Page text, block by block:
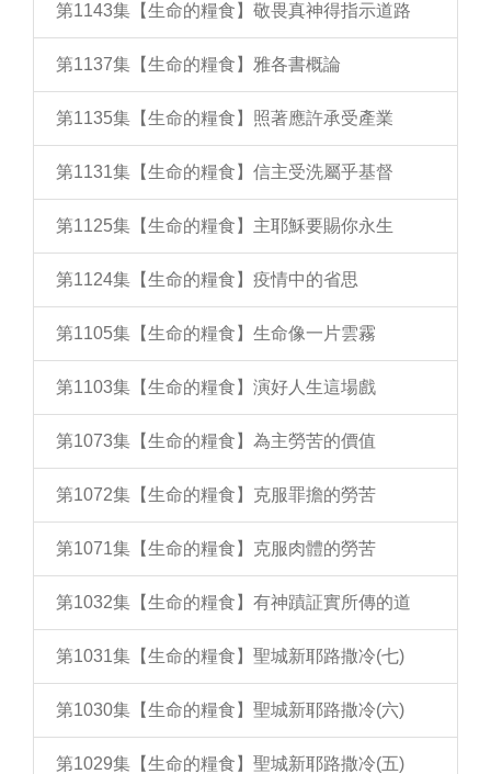
第1143集【生命的糧食】敬畏真神得指示道路
第1137集【生命的糧食】雅各書概論
第1135集【生命的糧食】照著應許承受產業
第1131集【生命的糧食】信主受洗屬乎基督
第1125集【生命的糧食】主耶穌要賜你永生
第1124集【生命的糧食】疫情中的省思
第1105集【生命的糧食】生命像一片雲霧
第1103集【生命的糧食】演好人生這場戲
第1073集【生命的糧食】為主勞苦的價值
第1072集【生命的糧食】克服罪擔的勞苦
第1071集【生命的糧食】克服肉體的勞苦
第1032集【生命的糧食】有神蹟証實所傳的道
第1031集【生命的糧食】聖城新耶路撒冷(七)
第1030集【生命的糧食】聖城新耶路撒冷(六)
第1029集【生命的糧食】聖城新耶路撒冷(五)